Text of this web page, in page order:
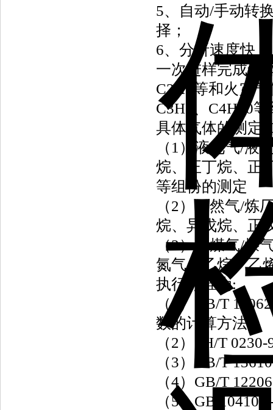
5、自动/手动转
择；
6、分析速度快
一次进样完成气
C2H6等和火灾
C3H8、C4H10
具体气体的测定
（1）液化气/液
烷、正丁烷、正
等组份的测定
（2）天然气/炼
烷、异戊烷、正
（3）水煤气/煤
氮气、乙烷、乙
执行标准为:
（1）GB/T
数的计算方法》
（2）SH/T
（3）GB/T
（4）GB/T
（5）GB